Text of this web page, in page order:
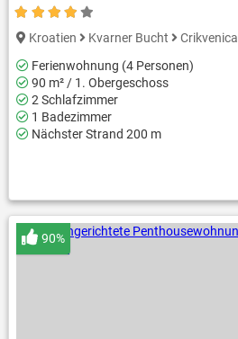
Kroatien Kvarner Bucht
Crikvenica
Ferienwohnung (4 Personen)
90 m² / 1. Obergeschoss
2 Schlafzimmer
1 Badezimmer
Nächster Strand 200 m
90%